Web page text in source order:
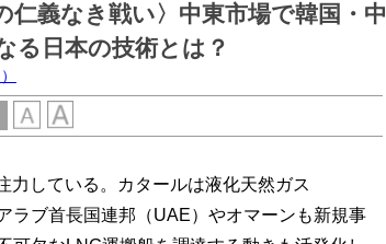
仁義なき戦い〉中東市場で韓国・中
る日本の技術とは？
している。カタールは液化天然ガス
ラブ首長国連邦（UAE）やオマーンも新規事